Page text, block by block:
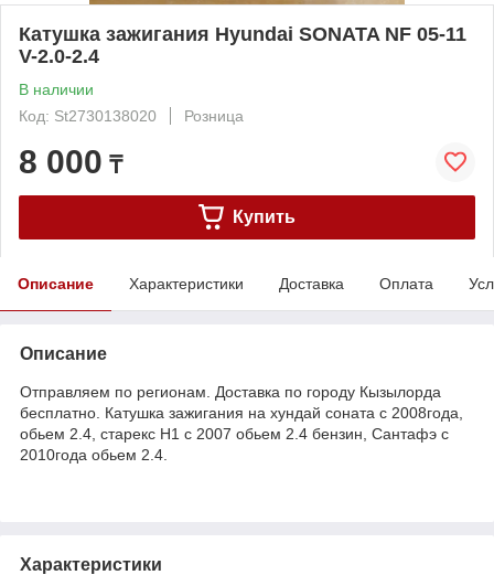
Катушка зажигания Hyundai SONATA NF 05-11
V-2.0-2.4
В наличии
Код: St2730138020
Розница
8 000 ₸
Купить
Описание Характеристики Доставка Оплата
Описание
Отправляем по регионам. Доставка по городу Кызылорда
бесплатно. Катушка зажигания на хундай соната с 2008года,
обьем 2.4, старекс Н1 с 2007 обьем 2.4 бензин, Сантафэ с
2010года обьем 2.4.
Характеристики